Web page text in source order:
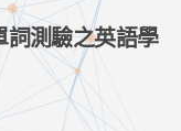
詞測驗之英語學